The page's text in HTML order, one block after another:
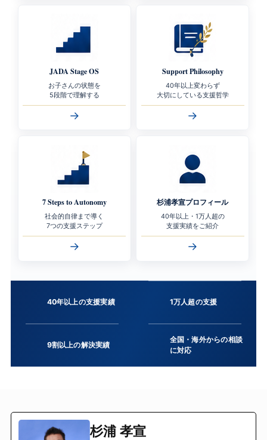
JADA Stage OS
お子さんの状態を
5段階で理解する
→
Support Philosophy
40年以上変わらず
大切にしている支援哲学
→
7 Steps to Autonomy
社会的自律まで導く
7つの支援ステップ
→
杉浦孝宣プロフィール
40年以上・1万人超の
支援実績をご紹介
→
40年以上の支援実績 1万人超の支援
9割以上の解決実績
全国・海外からの相談
に対応
杉浦 孝宣